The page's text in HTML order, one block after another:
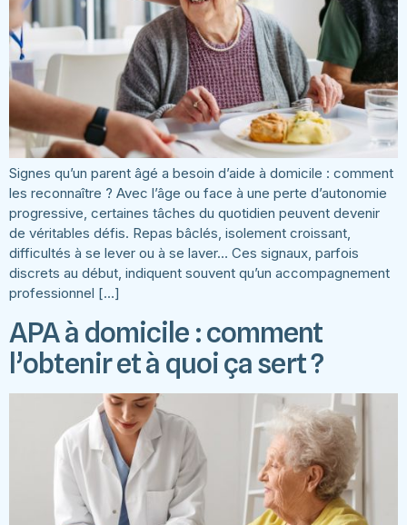
Signes qu’un parent âgé a besoin d’aide à domicile : comment
les reconnaître ? Avec l’âge ou face à une perte d’autonomie
progressive, certaines tâches du quotidien peuvent devenir
de véritables défis. Repas bâclés, isolement croissant,
difficultés à se lever ou à se laver… Ces signaux, parfois
discrets au début, indiquent souvent qu’un accompagnement
professionnel […]
APA à domicile : comment
l’obtenir et à quoi ça sert ?